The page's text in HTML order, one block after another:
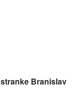
Branislav